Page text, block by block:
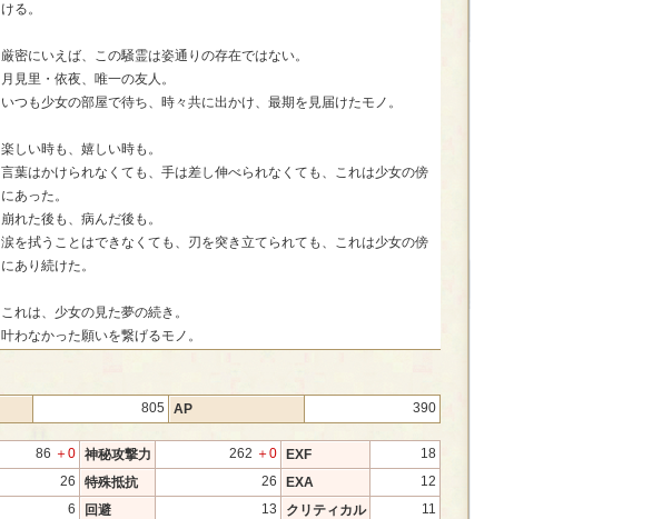
ける。
厳密にいえば、この騒霊は姿通りの存在ではない。
月見里・依夜、唯一の友人。
いつも少女の部屋で待ち、時々共に出かけ、最期を見届けたモノ。
楽しい時も、嬉しい時も。
言葉はかけられなくても、手は差し伸べられなくても、これは少女の傍
にあった。
崩れた後も、病んだ後も。
涙を拭うことはできなくても、刃を突き立てられても、これは少女の傍
にあり続けた。
これは、少女の見た夢の続き。
叶わなかった願いを繋げるモノ。
805 AP 390
86 ＋0 神秘攻撃力 262 ＋0 EXF
18
26 特殊抵抗 26 EXA
12
6 回避 13 クリティカル
11